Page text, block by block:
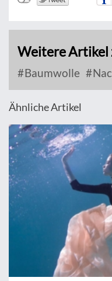
Weitere Artikel
Baumwolle
Ähnliche Artikel